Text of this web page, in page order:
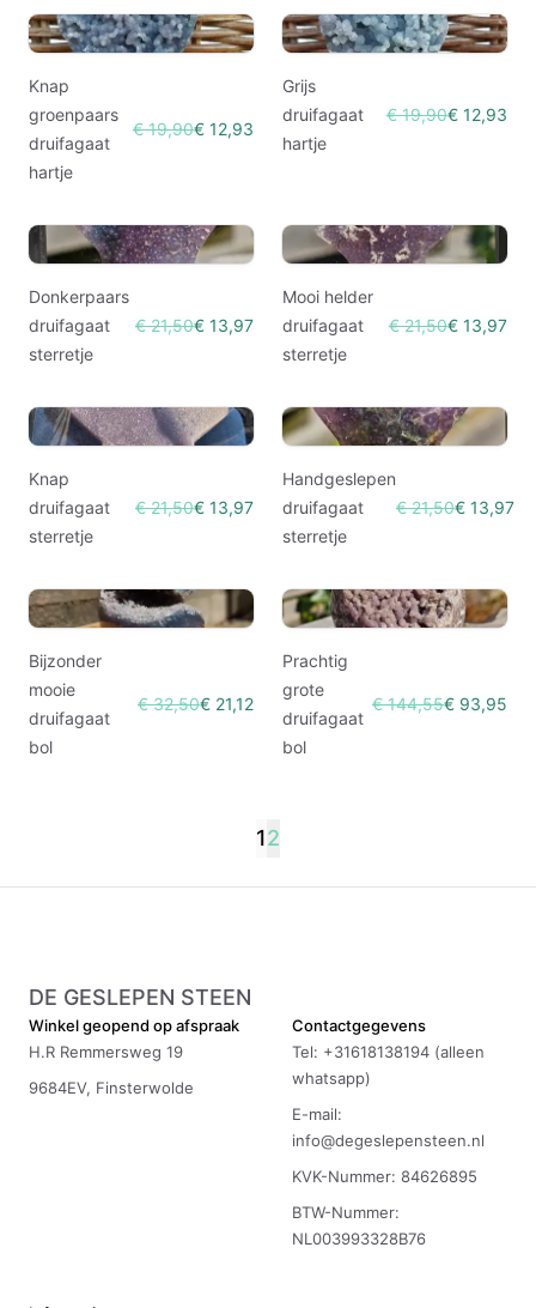
Knap
groenpaars
druifagaat
hartje
€ 19,90€ 12,93
Grijs
druifagaat
hartje
€ 19,90€ 12,93
Donkerpaars
druifagaat
sterretje
€ 21,50€ 13,97
Mooi helder
druifagaat
sterretje
€ 21,50€ 13,97
Knap
druifagaat
sterretje
€ 21,50€ 13,97
Handgeslepen
druifagaat
sterretje
€ 21,50€ 13,97
Bijzonder
mooie
druifagaat
bol
€ 32,50€ 21,12
Prachtig
grote
druifagaat
bol
€ 144,55€ 93,95
12
DE GESLEPEN STEEN
Winkel geopend op afspraak
H.R Remmersweg 19
9684EV, Finsterwolde
Contactgegevens
Tel: +31618138194 (alleen
whatsapp)
E-mail:
info@degeslepensteen.nl
KVK-Nummer: 84626895
BTW-Nummer:
NL003993328B76